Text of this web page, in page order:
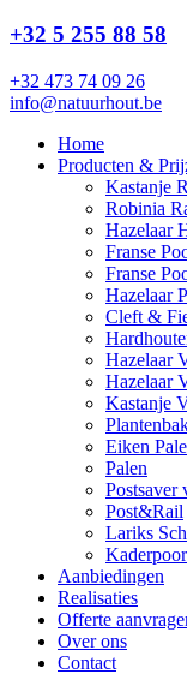
+32 5 255 88 58
+32 473 74 09 26
info@natuurhout.be
Home
Producten &
Kastanje
Robinia
Hazelaar
Franse
Franse
Hazelaar
Cleft &
Hazelaar
Hazelaar
Kastanje
Eiken
Palen
Postsaver
Post&Rail
Lariks
Aanbiedingen
Realisaties
Offerte
Over ons
Contact